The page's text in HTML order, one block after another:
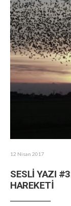
12 Nisan 2017
SESLİ YAZI
HAREKETİ